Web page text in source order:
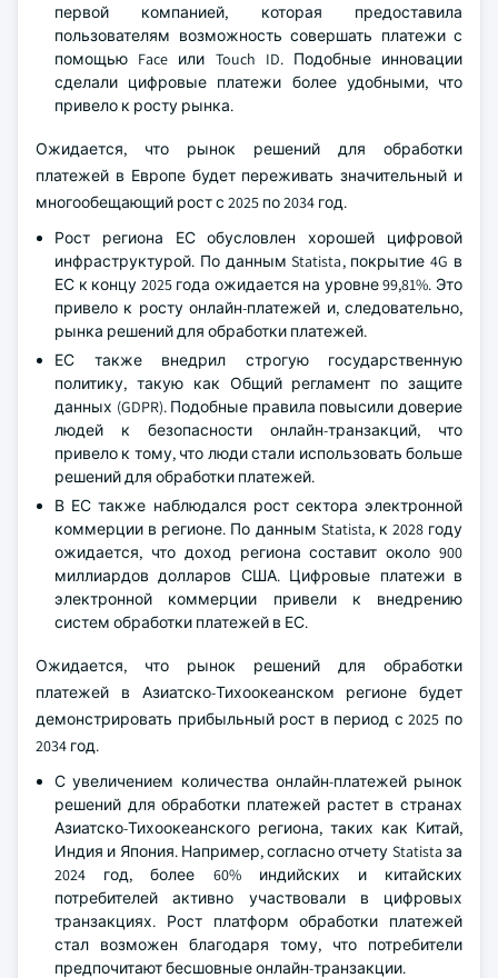
первой компанией, которая предоставила
пользователям возможность совершать платежи с
помощью Face или Touch ID. Подобные инновации
сделали цифровые платежи более удобными, что
привело к росту рынка.
Ожидается, что рынок решений для обработки
платежей в Европе будет переживать значительный и
многообещающий рост с 2025 по 2034 год.
Рост региона ЕС обусловлен хорошей цифровой
инфраструктурой. По данным Statista, покрытие 4G в
ЕС к концу 2025 года ожидается на уровне 99,81%. Это
привело к росту онлайн-платежей и, следовательно,
рынка решений для обработки платежей.
ЕС также внедрил строгую государственную
политику, такую как Общий регламент по защите
данных (GDPR). Подобные правила повысили доверие
людей к безопасности онлайн-транзакций, что
привело к тому, что люди стали использовать больше
решений для обработки платежей.
В ЕС также наблюдался рост сектора электронной
коммерции в регионе. По данным Statista, к 2028 году
ожидается, что доход региона составит около 900
миллиардов долларов США. Цифровые платежи в
электронной коммерции привели к внедрению
систем обработки платежей в ЕС.
Ожидается, что рынок решений для обработки
платежей в Азиатско-Тихоокеанском регионе будет
демонстрировать прибыльный рост в период с 2025 по
2034 год.
С увеличением количества онлайн-платежей рынок
решений для обработки платежей растет в странах
Азиатско-Тихоокеанского региона, таких как Китай,
Индия и Япония. Например, согласно отчету Statista за
2024 год, более 60% индийских и китайских
потребителей активно участвовали в цифровых
транзакциях. Рост платформ обработки платежей
стал возможен благодаря тому, что потребители
предпочитают бесшовные онлайн-транзакции.